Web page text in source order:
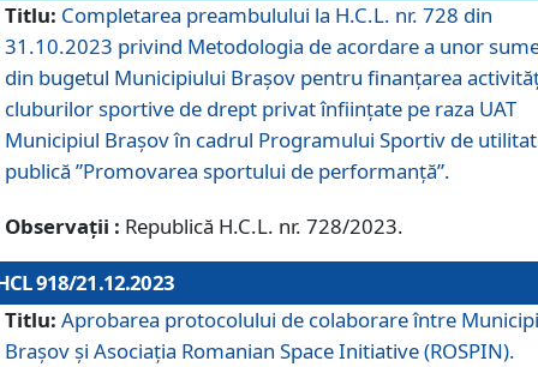
Titlu: Completarea preambulului la H.C.L. nr. 728 din
31.10.2023 privind Metodologia de acordare a unor
din bugetul Municipiului Brașov pentru finanțarea
cluburilor sportive de drept privat înființate pe raza UAT
Municipiul Brașov în cadrul Programului Sportiv de
publică ”Promovarea sportului de performanță”.
Observații : Republică H.C.L. nr. 728/2023.
918/21.12.2023
Titlu: Aprobarea protocolului de colaborare între
Brașov și Asociația Romanian Space Initiative (ROSPIN).